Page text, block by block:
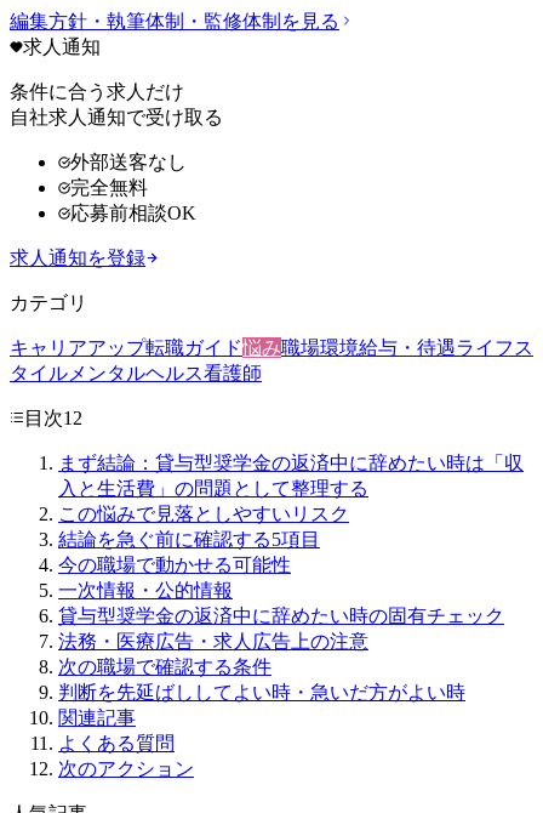
編集方針・執筆体制・監修体制を見る
求人通知
条件に合う求人だけ
自社求人通知で受け取る
外部送客なし
完全無料
応募前相談OK
求人通知を登録
カテゴリ
キャリアアップ転職ガイド悩み職場環境給与・待遇ライフス
タイル メンタルヘルス看護師
目次12
まず結論：貸与型奨学金の返済中に辞めたい時は「収
入と生活費」の問題として整理する
この悩みで見落としやすいリスク
結論を急ぐ前に確認する5項目
今の職場で動かせる可能性
一次情報・公的情報
貸与型奨学金の返済中に辞めたい時の固有チェック
法務・医療広告・求人広告上の注意
次の職場で確認する条件
判断を先延ばししてよい時・急いだ方がよい時
関連記事
よくある質問
次のアクション